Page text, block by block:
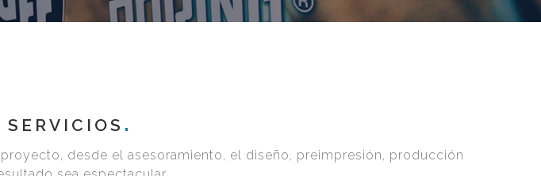
SERVICIOS
desde el asesoramiento, el diseño, preimpresión, producción